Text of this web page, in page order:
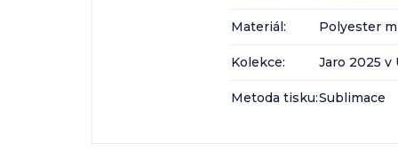
Materiál: Polyester
Kolekce: Jaro 2025 v
Metoda tisku:Sublimace